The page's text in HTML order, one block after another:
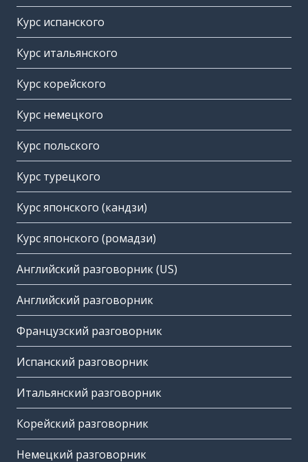
Курс испанского
Курс итальянского
Курс корейского
Курс немецкого
Курс польского
Курс турецкого
Курс японского (кандзи)
Курс японского (ромадзи)
Английский разговорник (US)
Английский разговорник
Французский разговорник
Испанский разговорник
Итальянский разговорник
Корейский разговорник
Немецкий разговорник